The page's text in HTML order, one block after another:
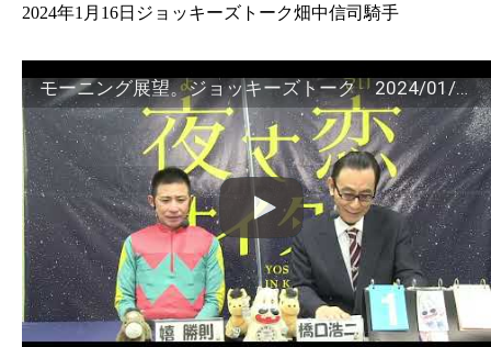
2024年1月16日ジョッキーズトーク畑中信司騎手
モーニング展望。ジョッキーズトーク 2024/01/16